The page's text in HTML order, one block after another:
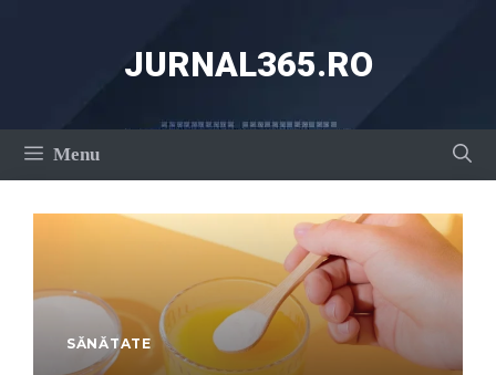
JURNAL365.RO
Menu
SĂNĂTATE